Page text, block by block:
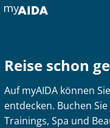
Reise schon
Auf myAIDA können
entdecken. Buchen
Trainings, Spa und